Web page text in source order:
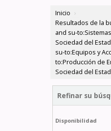
Inicio ›
Resultados de la
and su-
Sociedad del
su-to:Equipos y
to:Producción de
Sociedad del
Refinar su
Disponibilidad